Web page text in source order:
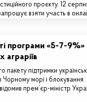
проєкту. 12
взяти участь в
програми «5-7-9%»
аграріїв
пакету підтримки
Чорному морі і блокування
прем’єр-міністр